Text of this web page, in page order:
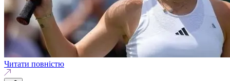
Читати повністю